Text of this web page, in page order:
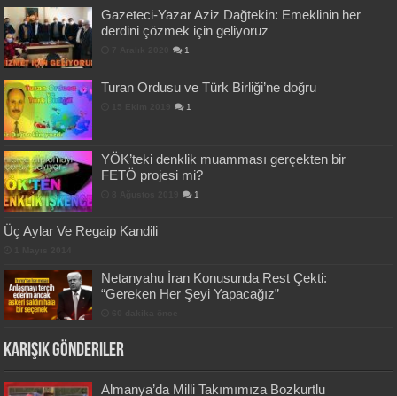
Gazeteci-Yazar Aziz Dağtekin: Emeklinin her
derdini çözmek için geliyoruz
1
Turan Ordusu ve Türk Birliği’ne doğru
1
YÖK’teki denklik muamması gerçekten bir
FETÖ projesi mi?
1
Üç Aylar Ve Regaip Kandili
Netanyahu İran Konusunda Rest Çekti:
“Gereken Her Şeyi Yapacağız”
Karışık Gönderiler
Almanya’da Milli Takımımıza Bozkurtlu